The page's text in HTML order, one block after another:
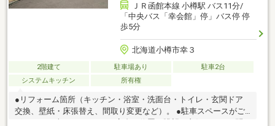
ＪＲ函館本線 小樽駅 バス11分/
「中央バス「幸会館」停」バス停 停
歩5分
北海道小樽市幸３
2階建て 駐車場あり
駐車2台
システムキッチン
所有権
●リフォーム箇所（キッチン・浴室・洗面台・トイレ・玄関ドア
交換、壁紙・床張替え、間取り変更など）。 ●駐車スペースがご
ざいます（車種による）。●高台に位置し眺望が良好です。お問